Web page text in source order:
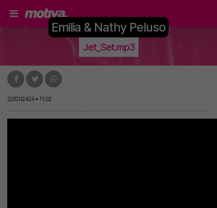
Emilia & Nathy Peluso
Jet_Set.mp3
22/01/2424 • 11:02